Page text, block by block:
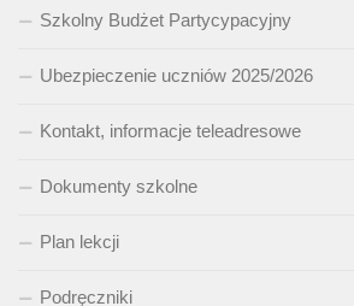
Szkolny Budżet Partycypacyjny
Ubezpieczenie uczniów 2025/2026
Kontakt, informacje teleadresowe
Dokumenty szkolne
Plan lekcji
Podręczniki